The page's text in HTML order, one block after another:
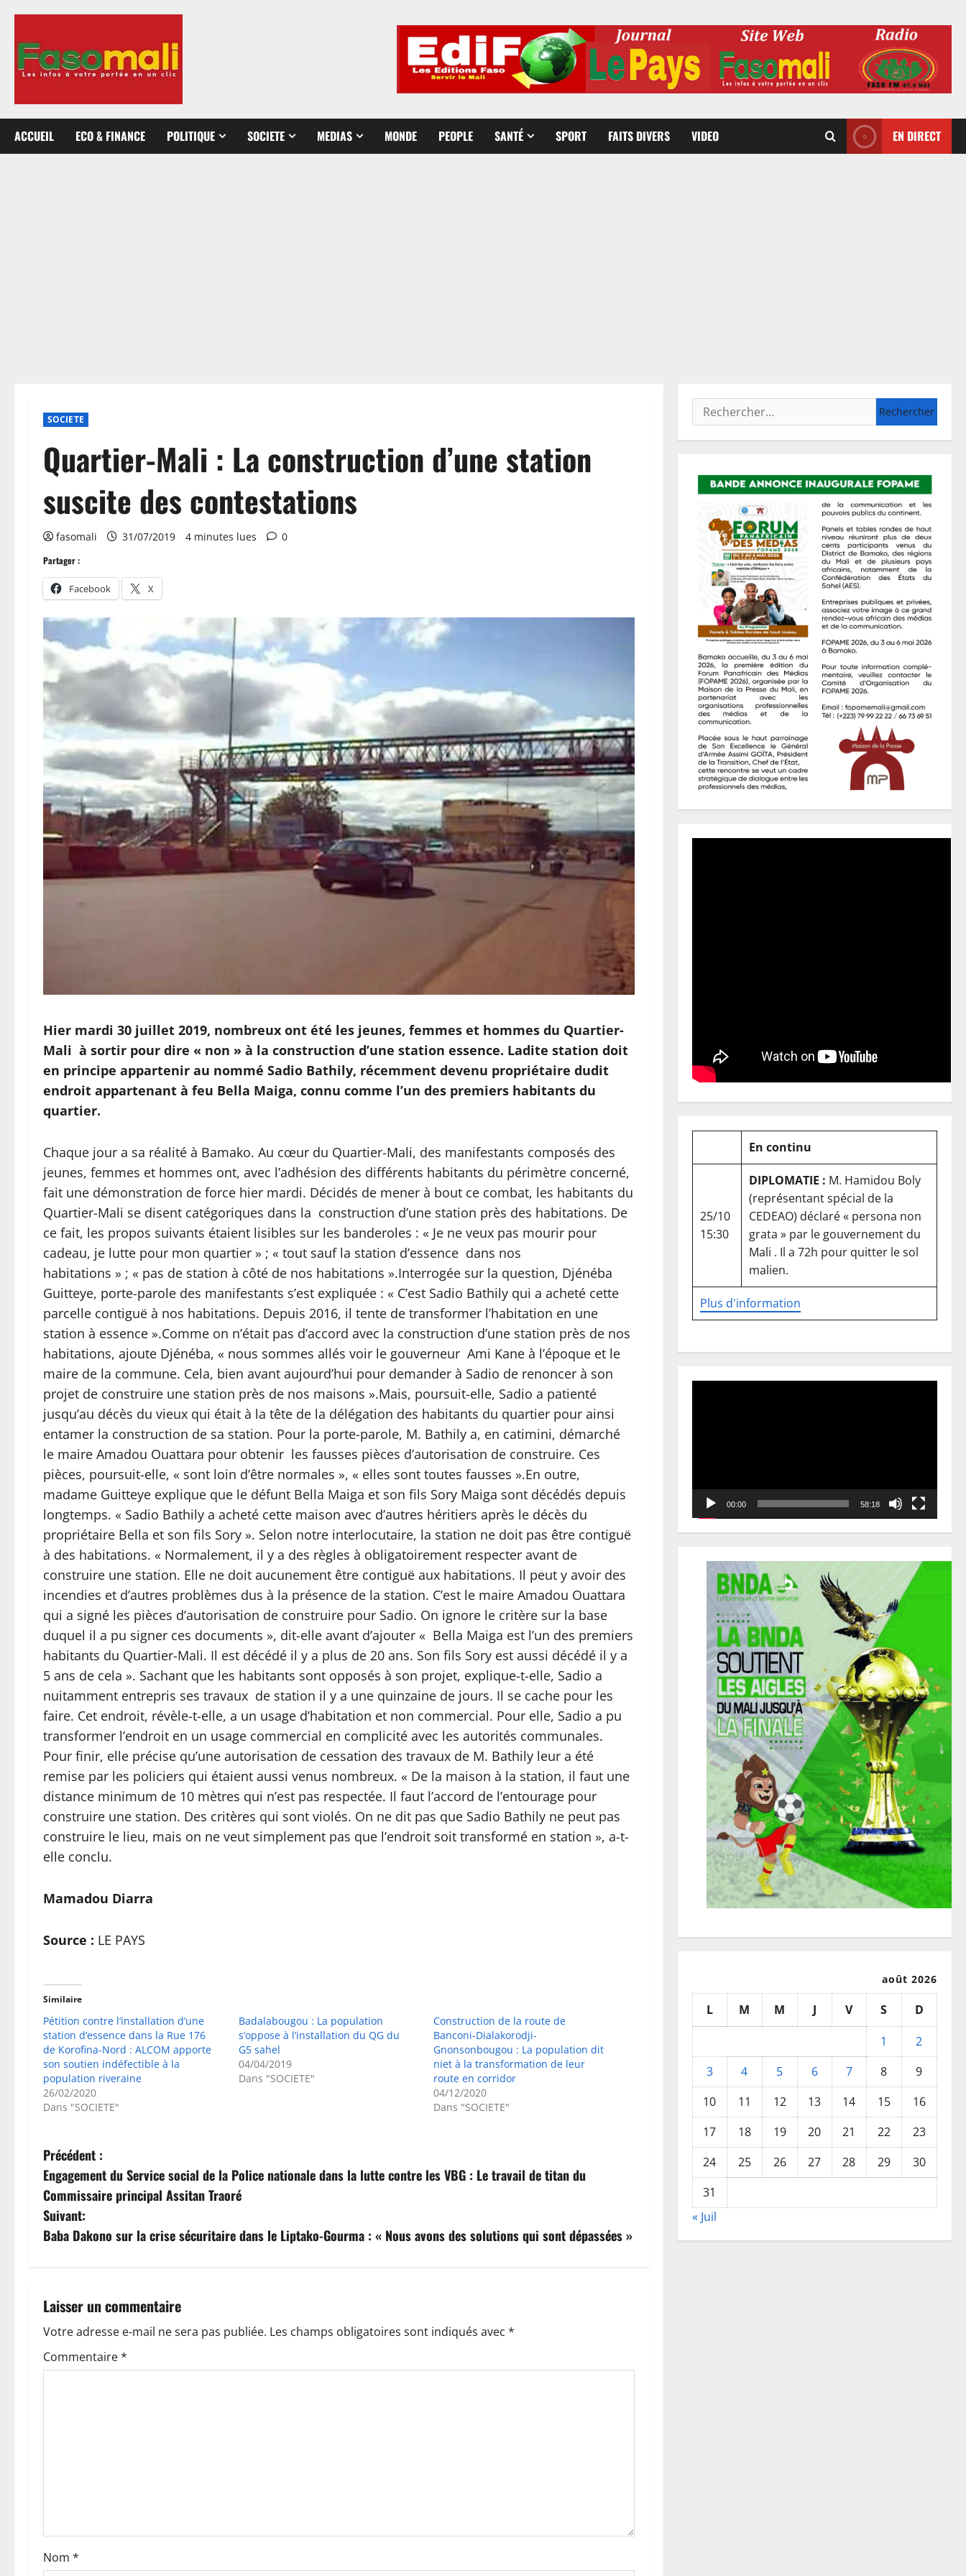
contenu
ACCUEIL ECO & FINANCE POLITIQUE SOCIETE MEDIAS MONDE PEOPLE SANTÉ SPORT FAITS DIVERS VIDEO EN DIRECT
SOCIETE
Quartier-Mali : La construction d’une station
suscite des contestations
fasomali 31/07/2019 4 minutes lues 0
Partager :
Facebook X
Hier mardi 30 juillet 2019, nombreux ont été les jeunes, femmes et hommes du Quartier-
Mali à sortir pour dire « non » à la construction d’une station essence. Ladite station doit
en principe appartenir au nommé Sadio Bathily, récemment devenu propriétaire dudit
endroit appartenant à feu Bella Maiga, connu comme l’un des premiers habitants du
quartier.
Chaque jour a sa réalité à Bamako. Au cœur du Quartier-Mali, des manifestants composés des
jeunes, femmes et hommes ont, avec l’adhésion des différents habitants du périmètre concerné,
fait une démonstration de force hier mardi. Décidés de mener à bout ce combat, les habitants du
Quartier-Mali se disent catégoriques dans la construction d’une station près des habitations. De
ce fait, les propos suivants étaient lisibles sur les banderoles : « Je ne veux pas mourir pour
cadeau, je lutte pour mon quartier » ; « tout sauf la station d’essence dans nos
habitations » ; « pas de station à côté de nos habitations ».Interrogée sur la question, Djénéba
Guitteye, porte-parole des manifestants s’est expliquée : « C’est Sadio Bathily qui a acheté cette
parcelle contiguë à nos habitations. Depuis 2016, il tente de transformer l’habitation en une
station à essence ».Comme on n’était pas d’accord avec la construction d’une station près de nos
habitations, ajoute Djénéba, « nous sommes allés voir le gouverneur Ami Kane à l’époque et le
maire de la commune. Cela, bien avant aujourd’hui pour demander à Sadio de renoncer à son
projet de construire une station près de nos maisons ».Mais, poursuit-elle, Sadio a patienté
jusqu’au décès du vieux qui était à la tête de la délégation des habitants du quartier pour ainsi
entamer la construction de sa station. Pour la porte-parole, M. Bathily a, en catimini, démarché
le maire Amadou Ouattara pour obtenir les fausses pièces d’autorisation de construire. Ces
pièces, poursuit-elle, « sont loin d’être normales », « elles sont toutes fausses ».En outre,
madame Guitteye explique que le défunt Bella Maiga et son fils Sory Maiga sont décédés depuis
longtemps. « Sadio Bathily a acheté cette maison avec d’autres héritiers après le décès du
propriétaire Bella et son fils Sory ». Selon notre interlocutaire, la station ne doit pas être contiguë
à des habitations. « Normalement, il y a des règles à obligatoirement respecter avant de
construire une station. Elle ne doit aucunement être contiguë aux habitations. Il peut y avoir des
incendies et d’autres problèmes dus à la présence de la station. C’est le maire Amadou Ouattara
qui a signé les pièces d’autorisation de construire pour Sadio. On ignore le critère sur la base
duquel il a pu signer ces documents », dit-elle avant d’ajouter « Bella Maiga est l’un des premiers
habitants du Quartier-Mali. Il est décédé il y a plus de 20 ans. Son fils Sory est aussi décédé il y a
5 ans de cela ». Sachant que les habitants sont opposés à son projet, explique-t-elle, Sadio a
nuitamment entrepris ses travaux de station il y a une quinzaine de jours. Il se cache pour les
faire. Cet endroit, révèle-t-elle, a un usage d’habitation et non commercial. Pour elle, Sadio a pu
transformer l’endroit en un usage commercial en complicité avec les autorités communales.
Pour finir, elle précise qu’une autorisation de cessation des travaux de M. Bathily leur a été
remise par les policiers qui étaient aussi venus nombreux. « De la maison à la station, il faut une
distance minimum de 10 mètres qui n’est pas respectée. Il faut l’accord de l’entourage pour
construire une station. Des critères qui sont violés. On ne dit pas que Sadio Bathily ne peut pas
construire le lieu, mais on ne veut simplement pas que l’endroit soit transformé en station », a-t-
elle conclu.
Mamadou Diarra
Source : LE PAYS
Similaire
Pétition contre l’installation d’une
station d’essence dans la Rue 176
de Korofina-Nord : ALCOM apporte
son soutien indéfectible à la
population riveraine
26/02/2020
Dans "SOCIETE"
Badalabougou : La population
s’oppose à l’installation du QG du
G5 sahel
04/04/2019
Dans "SOCIETE"
Construction de la route de
Banconi-Dialakorodji-
Gnonsonbougou : La population dit
niet à la transformation de leur
route en corridor
04/12/2020
Dans "SOCIETE"
N
a
v
i
a
t
i
r
Précédent :
Engagement du Service social de la Police nationale dans la lutte contre les VBG : Le travail de titan du
Commissaire principal Assitan Traoré
Suivant:
Baba Dakono sur la crise sécuritaire dans le Liptako-Gourma : « Nous avons des solutions qui sont dépassées »
Laisser un commentaire
Votre adresse e-mail ne sera pas publiée. Les champs obligatoires sont indiqués avec *
Commentaire*
Nom *
Rechercher :
En continu
Plus d'information
25/10
15:30
DIPLOMATIE : M. Hamidou Boly
(représentant spécial de la
CEDEAO) déclaré « persona non
grata » par le gouvernement du
Mali . Il a 72h pour quitter le sol
malien.
00:00 58:18
août 2026
L M M J V S
D
1
2
3
4 5 6 7 8
9
10
11 12 13 14 15
16
17
18 19 20 21 22
23
24
25 26 27 28 29
30
31
« Juil